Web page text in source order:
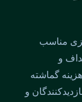
مناسب
و
گماشته
و